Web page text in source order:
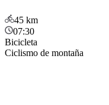
45 km
07:30
Bicicleta
Ciclismo de montaña